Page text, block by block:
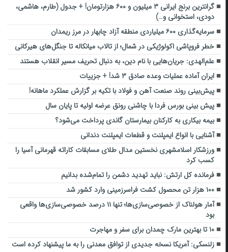
گرانترین برنج ایرانی ۳ میلیون و ۶۰۰ هزارتومان! + جدول (طارم، هاشمی،
دودی، استخوانی و…)
سرمایه‌گذاری ۶۰۰ میلیاردی منطقه آزاد چابهار در مرز ریمدان
خطر فروپاشی اکولوژیکی در شمال؛ از تالاب میانکاله تا جنگل‌های هیرکانی
علم‌الهدی: جریان‌هایی با نام دین، به دنبال تحریف مسیر انقلاب هستند
ایران آماده عملیات وعده صادق ۳ شد! + جزییات
پیش‌بینی روند صنعت آهن و فولاد با تکیه بر گزارش عملکرد ماهانه!
پیش بینی بورس فردا با چاشنی رونق عرضه اولیه تا پایان سال
بیمه بیکاری به کارکنان بیمارستان گاندی پرداخت می‌شود؟
آشنایی با انواع ایمپلنت و قطعات ایمپلنت دندانی
ورزشکار اسلامشهری نخستین مدال طلای مسابقات کاراته قهرمانی آسیا را
کسب کرد
فرمانده کل ارتش: نباید تهدید دشمن را تمام‌شده بدانیم
۱۰۰ هزار تن محصول کشت فراسرزمینی وارد کشور شد
آمار هولناک از خصوصی‌سازی‌ها؛ تنها ۱۱ درصد خصوصی‌سازی‌ها واقعی
بود
۱۰ تا بهترین مارک چمدان برای سفر و مهاجرت
زلنسکی: آمریکا نسخه جدیدی از توافق معدنی را به ما پیشنهاد کرده است